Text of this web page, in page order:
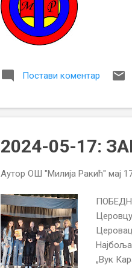
Постави коментар
2024-05-17:
Аутор ОШ "Милија Ракић" мај
„Вук